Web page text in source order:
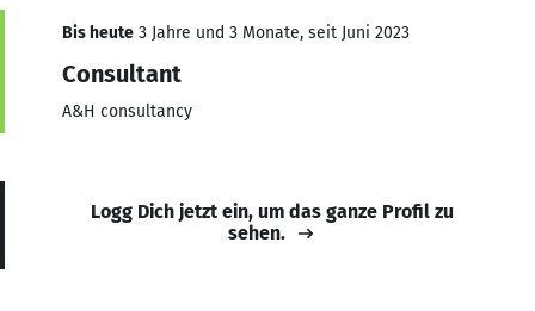
Bis heute 3 Jahre und 3 Monate, seit Juni 2023
Consultant
A&H consultancy
Logg Dich jetzt ein, um das ganze Profil zu
sehen.